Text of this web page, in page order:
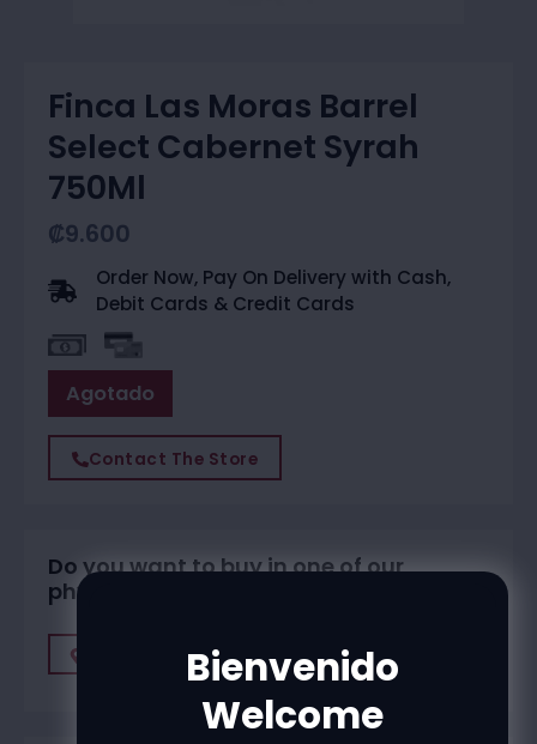
Finca Las Moras Barrel
Select Cabernet Syrah
750Ml
₡9.600
Order Now, Pay On Delivery with Cash,
Debit Cards & Credit Cards
Agotado
Contact The Store
Do you want to buy in one of our
physical stores?
Find A StoreBienvenido
Welcome